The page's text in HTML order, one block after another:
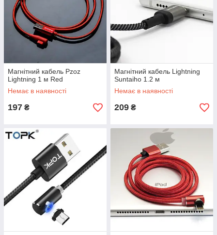
Магнітний кабель Pzoz
Lightning 1 м Red
Немає в наявності
197 ₴
Магнітний кабель Lightning
Suntaiho 1.2 м
Немає в наявності
209 ₴